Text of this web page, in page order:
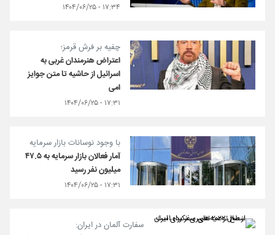
۱۷:۳۴ - ۱۴۰۴/۰۶/۲۵
چفیه بر فرش قرمز؛
اعتراض هنرمندان غربی به
اسرائیل از حاشیه تا متن جوایز
امی
۱۷:۳۱ - ۱۴۰۴/۰۶/۲۵
با وجود نوسانات بازار سرمایه
آمار فعالان بازار سرمایه به ۴۷.۵
میلیون نفر رسید
۱۷:۳۱ - ۱۴۰۴/۰۶/۲۵
سفارت آلمان در ایران: